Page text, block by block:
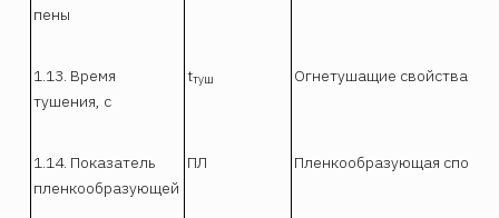
пены
1.13. Время
тушения, с
tтуш Огнетушащие свойства
1.14. Показатель
пленкообразующей
ПЛ Пленкообразующая спо